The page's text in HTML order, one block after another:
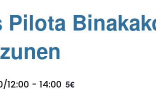
Pilota
12:00 - 14:00 5€